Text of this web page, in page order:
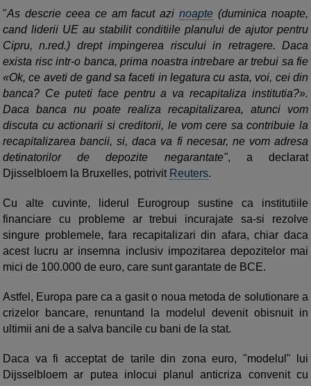
"As descrie ceea ce am facut azinoapte (duminica noapte,
cand liderii UE au stabilit conditiile planului de ajutor pentru
Cipru, n.red.) drept impingerea riscului in retragere. Daca
exista risc intr-o banca, prima noastra intrebare ar trebui sa fie
«Ok, ce aveti de gand sa faceti in legatura cu asta, voi, cei din
banca? Ce puteti face pentru a va recapitaliza institutia?».
Daca banca nu poate realiza recapitalizarea, atunci vom
discuta cu actionarii si creditorii, le vom cere sa contribuie la
recapitalizarea bancii, si, daca va fi necesar, ne vom adresa
detinatorilor de depozite negarantate", a declarat
Djisselbloem la Bruxelles, potrivit Reuters.
Cu alte cuvinte, liderul Eurogroup sustine ca institutiile
financiare cu probleme ar trebui incurajate sa-si rezolve
singure problemele, fara recapitalizari din afara, chiar daca
acest lucru ar insemna inclusiv impozitarea depozitelor mai
mici de 100.000 de euro, care sunt garantate de BCE.
Astfel, Europa pare ca a gasit o noua metoda de solutionare a
crizelor bancare, renuntand la modelul devenit obisnuit in
ultimii ani de a salva bancile cu bani de la stat.
Daca va fi acceptat de tarile din zona euro, "modelul" lui
Dijsselbloem ar putea inlocui planul anticriza convenit cu